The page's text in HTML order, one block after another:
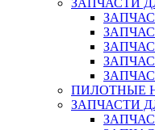
ЗАПЧАСТИ
ПИЛОТНЫЕ
ЗАПЧАСТИ